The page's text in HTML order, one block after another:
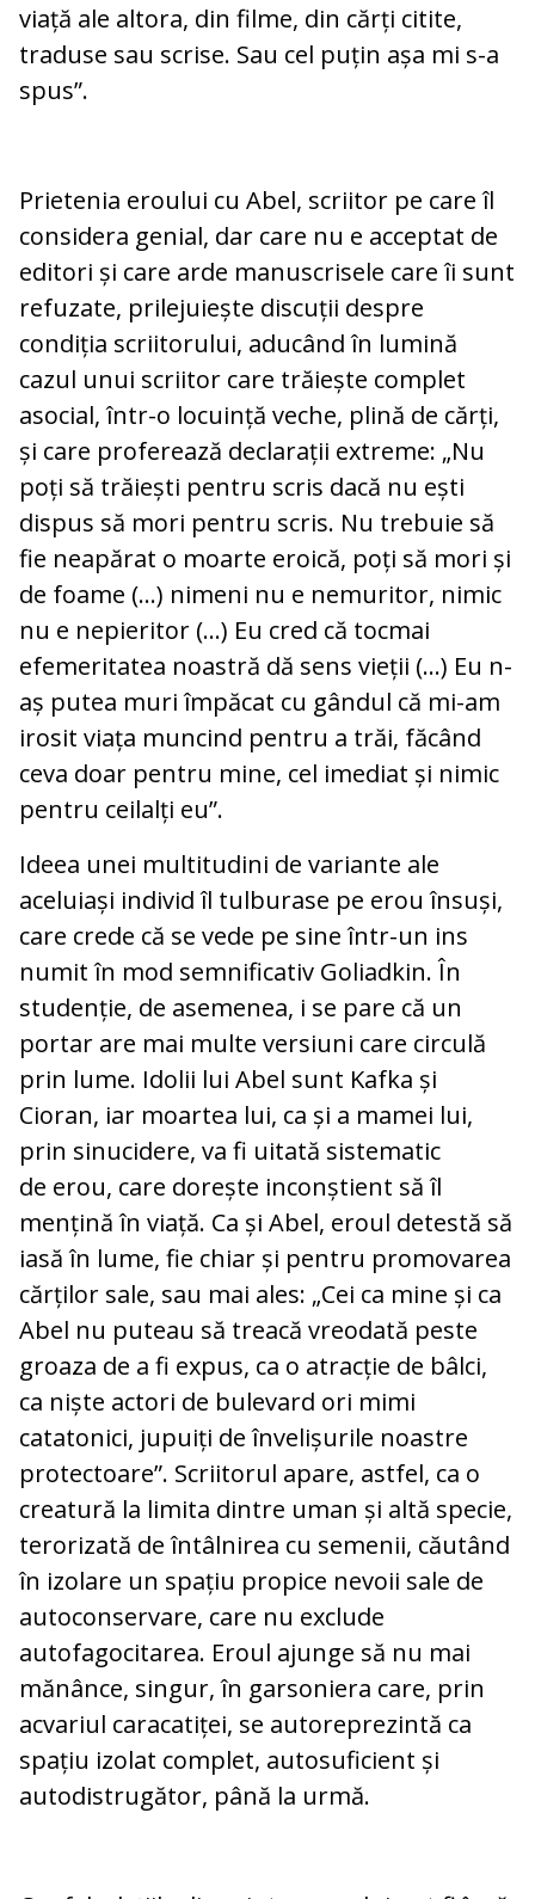
viață ale altora, din filme, din cărți citite,
traduse sau scrise. Sau cel puțin așa mi s-a
spus”.
Prietenia eroului cu Abel, scriitor pe care îl
considera genial, dar care nu e acceptat de
editori și care arde manuscrisele care îi sunt
refuzate, prilejuiește discuții despre
condiția scriitorului, aducând în lumină
cazul unui scriitor care trăiește complet
asocial, într-o locuință veche, plină de cărți,
și care proferează declarații extreme: „Nu
poți să trăiești pentru scris dacă nu ești
dispus să mori pentru scris. Nu trebuie să
fie neapărat o moarte eroică, poți să mori și
de foame (…) nimeni nu e nemuritor, nimic
nu e nepieritor (...) Eu cred că tocmai
efemeritatea noastră dă sens vieții (…) Eu n-
aș putea muri împăcat cu gândul că mi-am
irosit viața muncind pentru a trăi, făcând
ceva doar pentru mine, cel imediat și nimic
pentru ceilalți eu”.
Ideea unei multitudini de variante ale
aceluiași individ îl tulburase pe erou însuși,
care crede că se vede pe sine într-un ins
numit în mod semnificativ Goliadkin. În
studenție, de asemenea, i se pare că un
portar are mai multe versiuni care circulă
prin lume. Idolii lui Abel sunt Kafka și
Cioran, iar moartea lui, ca și a mamei lui,
prin sinucidere, va fi uitată sistematic
de erou, care dorește inconștient să îl
mențină în viață. Ca și Abel, eroul detestă să
iasă în lume, fie chiar și pentru promovarea
cărților sale, sau mai ales: „Cei ca mine și ca
Abel nu puteau să treacă vreodată peste
groaza de a fi expus, ca o atracție de bâlci,
ca niște actori de bulevard ori mimi
catatonici, jupuiți de învelișurile noastre
protectoare”. Scriitorul apare, astfel, ca o
creatură la limita dintre uman și altă specie,
terorizată de întâlnirea cu semenii, căutând
în izolare un spațiu propice nevoii sale de
autoconservare, care nu exclude
autofagocitarea. Eroul ajunge să nu mai
mănânce, singur, în garsoniera care, prin
acvariul caracatiței, se autoreprezintă ca
spațiu izolat complet, autosuficient și
autodistrugător, până la urmă.